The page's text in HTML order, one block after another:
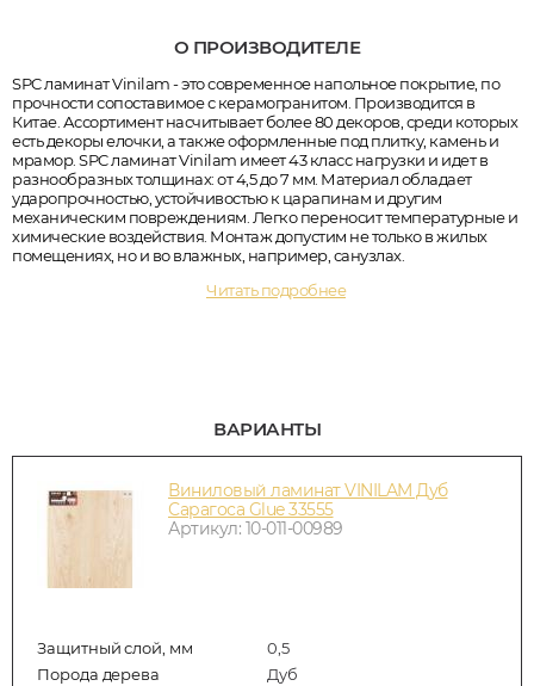
О ПРОИЗВОДИТЕЛЕ
SPC ламинат Vinilam - это современное напольное покрытие, по
прочности сопоставимое с керамогранитом. Производится в
Китае. Ассортимент насчитывает более 80 декоров, среди которых
есть декоры елочки, а также оформленные под плитку, камень и
мрамор. SPC ламинат Vinilam имеет 43 класс нагрузки и идет в
разнообразных толщинах: от 4,5 до 7 мм. Материал обладает
ударопрочностью, устойчивостью к царапинам и другим
механическим повреждениям. Легко переносит температурные и
химические воздействия. Монтаж допустим не только в жилых
помещениях, но и во влажных, например, санузлах.
Читать подробнее
ВАРИАНТЫ
Виниловый ламинат VINILAM Дуб
Сарагоса Glue 33555
Артикул: 10-011-00989
Защитный слой, мм
0,5
Порода дерева
Дуб